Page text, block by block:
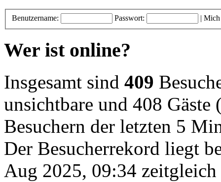
Benutzername: Passwort: | Mich
Wer ist online?
Insgesamt sind 409
unsichtbare und 408 Gäste
Besuchern der letzten 5
Der Besucherrekord liegt
Aug 2025, 09:34